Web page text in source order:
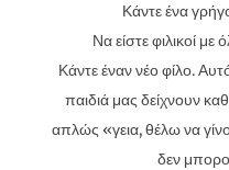
Κάντε ένα
Να είστε φιλικοί
Κάντε έναν νέο φίλο.
παιδιά μας δείχνουν
απλώς «γεια, θέλω να
δεν